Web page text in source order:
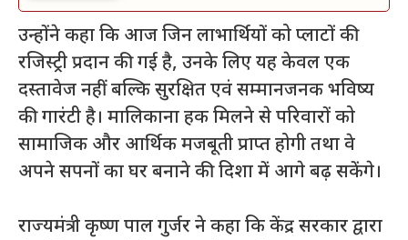
उन्होंने कहा कि आज जिन लाभार्थियों को प्लाटों की
रजिस्ट्री प्रदान की गई है, उनके लिए यह केवल एक
दस्तावेज नहीं बल्कि सुरक्षित एवं सम्मानजनक भविष्य
की गारंटी है। मालिकाना हक मिलने से परिवारों को
सामाजिक और आर्थिक मजबूती प्राप्त होगी तथा वे
अपने सपनों का घर बनाने की दिशा में आगे बढ़ सकेंगे।
राज्यमंत्री कृष्ण पाल गुर्जर ने कहा कि केंद्र सरकार द्वारा